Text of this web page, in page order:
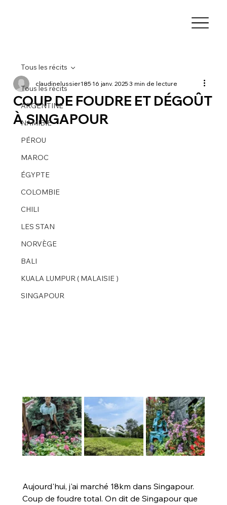
Tous les récits
ARGENTINE
NAMIBIE
PÉROU
MAROC
ÉGYPTE
COLOMBIE
CHILI
LES STAN
NORVÈGE
BALI
KUALA LUMPUR ( MALAISIE )
SINGAPOUR
Tous les récits
COUP DE FOUDRE ET DÉGOÛT
À SINGAPOUR
claudinelussier18516 janv. 20253 min de lecture
Aujourd'hui, j'ai marché 18km dans Singapour.
Coup de foudre total. On dit de Singapour que